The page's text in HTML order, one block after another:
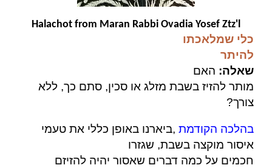
Halachot from Maran Rabbi Ovadia Yosef Ztz'l
כלי שמלאכתו
להיתר
שאלה: האם
מותר להזיז בשבת מזלג או סכין, סתם כך, ללא
צורך?
בהלכה הקודמת ,ביארנו באופן כללי את טעמי
איסור מוקצה בשבת, שגזרו
חכמים על כמה דברים שאסור יהיה להזיזם